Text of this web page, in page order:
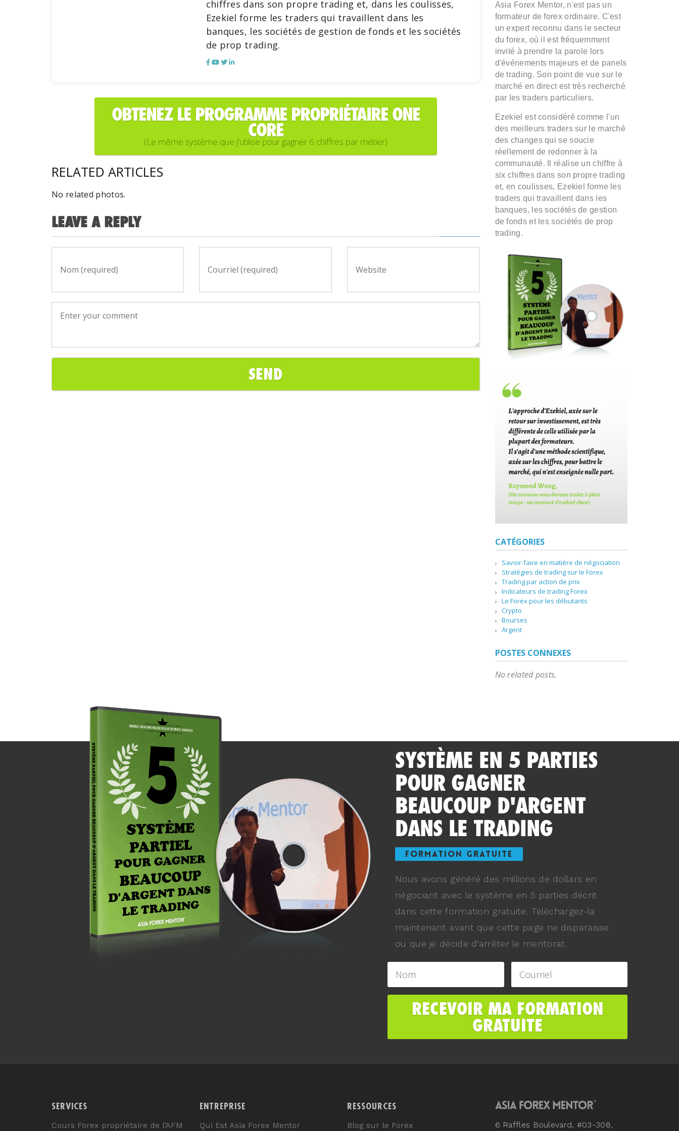
chiffres dans son propre trading et, dans les coulisses,
Ezekiel forme les traders qui travaillent dans les
banques, les sociétés de gestion de fonds et les sociétés
de prop trading.
OBTENEZ LE PROGRAMME PROPRIÉTAIRE ONE
CORE
(Le même système que j'utilise pour gagner 6 chiffres par métier)
RELATED ARTICLES
No related photos.
LEAVE A REPLY
Asia Forex Mentor, n'est pas un
formateur de forex ordinaire. C'est
un expert reconnu dans le secteur
du forex, où il est fréquemment
invité à prendre la parole lors
d'événements majeurs et de panels
de trading. Son point de vue sur le
marché en direct est très recherché
par les traders particuliers.
Ezekiel est considéré comme l'un
des meilleurs traders sur le marché
des changes qui se soucie
réellement de redonner à la
communauté. Il réalise un chiffre à
six chiffres dans son propre trading
et, en coulisses, Ezekiel forme les
traders qui travaillent dans les
banques, les sociétés de gestion
de fonds et les sociétés de prop
trading.
CATÉGORIES
Savoir-faire en matière de négociation
Stratégies de trading sur le Forex
Trading par action de prix
Indicateurs de trading Forex
Le Forex pour les débutants
Crypto
Bourses
Argent
POSTES CONNEXES
No related posts.
SYSTÈME EN 5 PARTIES
POUR GAGNER
BEAUCOUP D'ARGENT
DANS LE TRADING
FORMATION GRATUITE
Nous avons généré des millions de dollars en
négociant avec le système en 5 parties décrit
dans cette formation gratuite. Téléchargez-la
maintenant avant que cette page ne disparaisse
ou que je décide d’arrêter le mentorat.
SERVICES
Cours Forex propriétaire de l’AFM
ENTREPRISE
Qui Est Asia Forex Mentor
RESSOURCES
Blog sur le Forex 6 Raffles Boulevard, #03-308,